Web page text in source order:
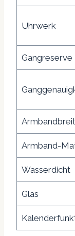
Uhrwerk
Gangreserve
Armband-
Wasserdicht
Glas